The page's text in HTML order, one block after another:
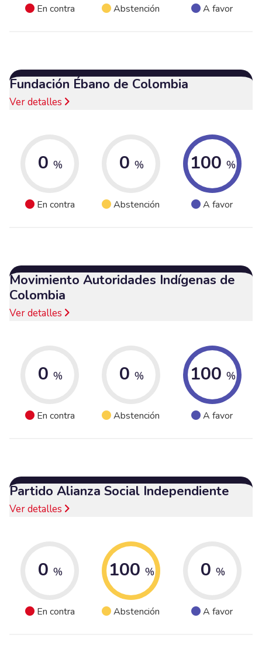
En contra Abstención A favor
Fundación Ébano de Colombia
Ver detalles
0 %
En contra
0 %
Abstención
100 %
A favor
Movimiento Autoridades Indígenas de
Colombia
Ver detalles
0 %
En contra
0 %
Abstención
100 %
A favor
Partido Alianza Social Independiente
Ver detalles
0 %
En contra
100 %
Abstención
0 %
A favor